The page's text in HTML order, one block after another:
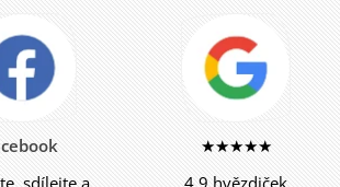
sdílejte a
★★★★★
4,9 hvězdiček